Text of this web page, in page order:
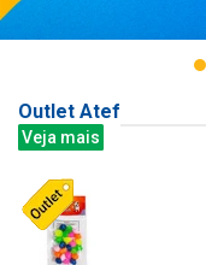
Outlet Atef
Veja mais